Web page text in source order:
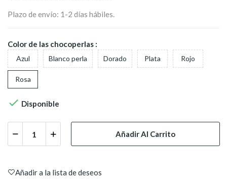
Plazo de envío: 1-2 días hábiles.
Color de las chocoperlas :
Azul Blanco perla Dorado Plata Rojo
Rosa
 Disponible
Añadir Al Carrito
Añadir a la lista de deseos